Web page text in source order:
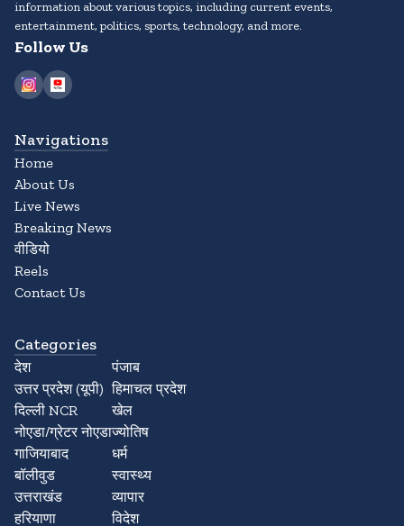
information about various topics, including current events,
entertainment, politics, sports, technology, and more.
Follow Us
Navigations
Home
About Us
Live News
Breaking News
वीडियो
Reels
Contact Us
Categories
देश
उत्तर प्रदेश (यूपी)
दिल्ली NCR
नोएडा/ग्रेटर नोएडा
गाजियाबाद
बॉलीवुड
उत्तराखंड
हरियाणा
पंजाब
हिमाचल प्रदेश
खेल
ज्योतिष
धर्म
स्वास्थ्य
व्यापार
विदेश